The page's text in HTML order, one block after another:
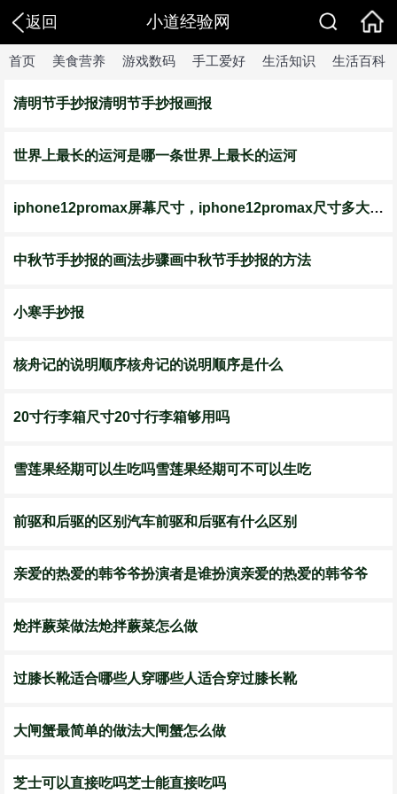
返回 小道经验网
首页 美食营养 游戏数码 手工爱好 生活知识 生活百科
清明节手抄报清明节手抄报画报
世界上最长的运河是哪一条世界上最长的运河
iphone12promax屏幕尺寸，iphone12promax尺寸多大屏幕
中秋节手抄报的画法步骤画中秋节手抄报的方法
小寒手抄报
核舟记的说明顺序核舟记的说明顺序是什么
20寸行李箱尺寸20寸行李箱够用吗
雪莲果经期可以生吃吗雪莲果经期可不可以生吃
前驱和后驱的区别汽车前驱和后驱有什么区别
亲爱的热爱的韩爷爷扮演者是谁扮演亲爱的热爱的韩爷爷
炝拌蕨菜做法炝拌蕨菜怎么做
过膝长靴适合哪些人穿哪些人适合穿过膝长靴
大闸蟹最简单的做法大闸蟹怎么做
芝士可以直接吃吗芝士能直接吃吗